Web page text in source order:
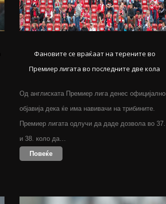
Фановите се враќаат на терените во
Премиер лигата во последните две кола
Oд англиската Премиер лига денес официјално
објавија дека ќе има навивачи на трибините.
Премиер лигата одлучи да даде дозвола во 37.
и 38. коло да…
Повеќе